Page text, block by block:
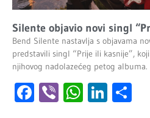
Silente objavio novi singl
Bend Silente nastavlja s objavama
predstavili singl “Prije ili kasnije”,
njihovog nadolazećeg petog albuma.
Facebook
Viber